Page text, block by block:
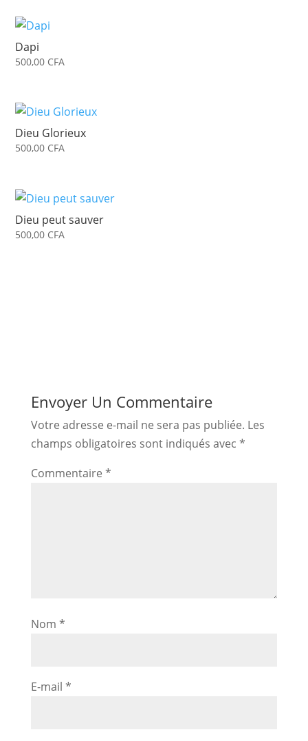
Dapi
500,00 CFA
Dieu Glorieux
500,00 CFA
Dieu peut sauver
500,00 CFA
Envoyer Un Commentaire
Votre adresse e-mail ne sera pas publiée. Les
champs obligatoires sont indiqués avec *
Commentaire *
Nom *
E-mail *